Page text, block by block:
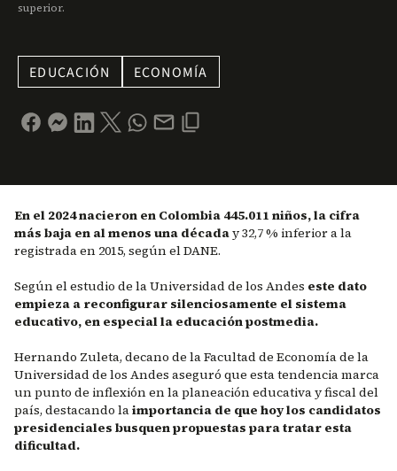
superior.
EDUCACIÓN ECONOMÍA
En el 2024 nacieron en Colombia 445.011 niños, la cifra
más baja en al menos una décaday 32,7 % inferior a la
registrada en 2015, según el DANE.
Según el estudio de la Universidad de los Andes este dato
empieza a reconfigurar silenciosamente el sistema
educativo, en especial la educación postmedia.
Hernando Zuleta, decano de la Facultad de Economía de la
Universidad de los Andes aseguró que esta tendencia marca
un punto de inflexión en la planeación educativa y fiscal del
país, destacando laimportancia de que hoy los candidatos
presidenciales busquen propuestas para tratar esta
dificultad.